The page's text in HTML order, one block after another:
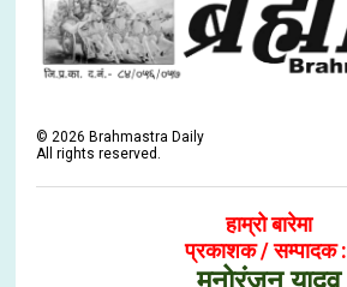
© 2026 Brahmastra Daily
All rights reserved.
हाम्रो बारेमा
प्रकाशक / सम्पादक :